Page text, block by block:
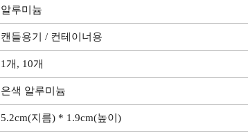
알루미늄
캔들용기 / 컨테이너용
1개, 10개
은색 알루미늄
5.2cm(지름) * 1.9cm(높이)